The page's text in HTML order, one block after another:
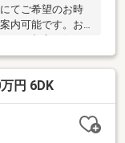
てご希望のお時
内可能です。お
をお選びいただけ
ご相談くださ
合わせくださ
提案致します。
円 6DK